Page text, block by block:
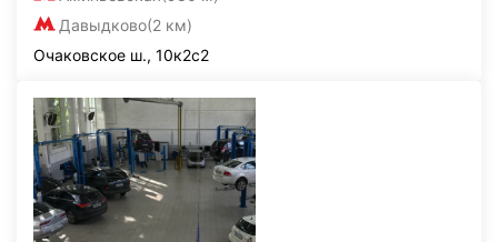
Давыдково(2 км)
Очаковское ш., 10к2с2